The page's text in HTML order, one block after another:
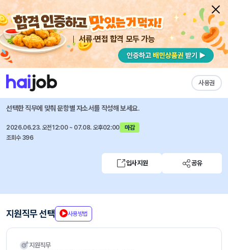
서류·면접 합격 모두 가능
사용권
채용공고 자소서 자유항목 자소서 내 작성목록
주택도시보증공사
2026년도 주택도시보증공사 정규직(신입직) 채용공고
선택한 직무에 맞춰 문항별 자소서를 작성해 보세요.
2026.06.23. 오전12:00 ~ 07.08. 오후02:00
마감
조회수 396
입사지원 공유
지원직무 선택 사용방법
지원직무